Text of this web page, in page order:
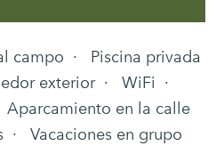
campo · Piscina privada
exterior · WiFi ·
en la calle
· Vacaciones en grupo